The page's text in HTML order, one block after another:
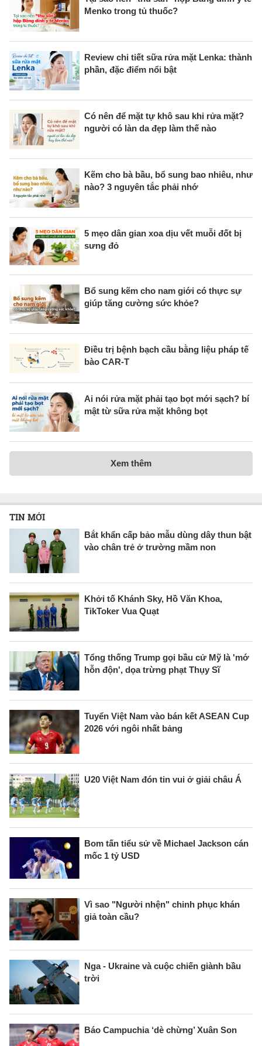
Menko trong tủ thuốc?
Review chi tiết sữa rửa mặt Lenka: thành
phần, đặc điểm nổi bật
Có nên để mặt tự khô sau khi rửa mặt?
người có làn da đẹp làm thế nào
Kẽm cho bà bầu, bổ sung bao nhiêu, như
nào? 3 nguyên tắc phải nhớ
5 mẹo dân gian xoa dịu vết muỗi đốt bị
sưng đỏ
Bổ sung kẽm cho nam giới có thực sự
giúp tăng cường sức khỏe?
Điều trị bệnh bạch cầu bằng liệu pháp tế
bào CAR-T
Ai nói rửa mặt phải tạo bọt mới sạch? bí
mật từ sữa rửa mặt không bọt
Xem thêm
TIN MỚI
Bắt khẩn cấp bảo mẫu dùng dây thun bật
vào chân trẻ ở trường mầm non
Khởi tố Khánh Sky, Hồ Văn Khoa,
TikToker Vua Quạt
Tổng thống Trump gọi bầu cử Mỹ là 'mớ
hỗn độn', dọa trừng phạt Thụy Sĩ
Tuyển Việt Nam vào bán kết ASEAN Cup
2026 với ngôi nhất bảng
U20 Việt Nam đón tin vui ở giải châu Á
Bom tấn tiểu sử về Michael Jackson cán
mốc 1 tỷ USD
Vì sao "Người nhện" chinh phục khán
giả toàn cầu?
Nga - Ukraine và cuộc chiến giành bầu
trời
Báo Campuchia ‘dè chừng’ Xuân Son